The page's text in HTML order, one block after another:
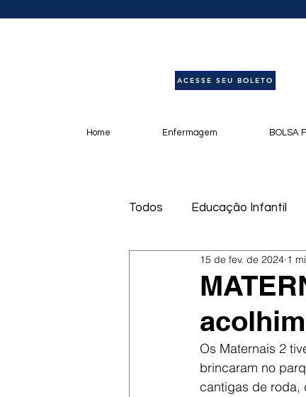
ACESSE SEU BOLETO
Home Enfermagem BOLSA
Todos Educação Infantil
Notícias
15 de fev. de 2024 1
Os Maternais 2
brincaram no
cantigas de roda,